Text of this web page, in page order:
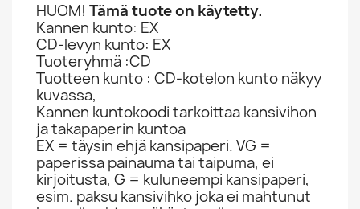
HUOM! Tämä tuote on käytetty.
Kannen kunto: EX
CD-levyn kunto: EX
Tuoteryhmä :CD
Tuotteen kunto : CD-kotelon kunto näkyy
kuvassa,
Kannen kuntokoodi tarkoittaa kansivihon
ja takapaperin kuntoa
EX = täysin ehjä kansipaperi. VG =
paperissa painauma tai taipuma, ei
kirjoitusta, G = kuluneempi kansipaperi,
esim. paksu kansivihko joka ei mahtunut